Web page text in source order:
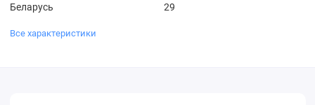
Беларусь 29
Все характеристики